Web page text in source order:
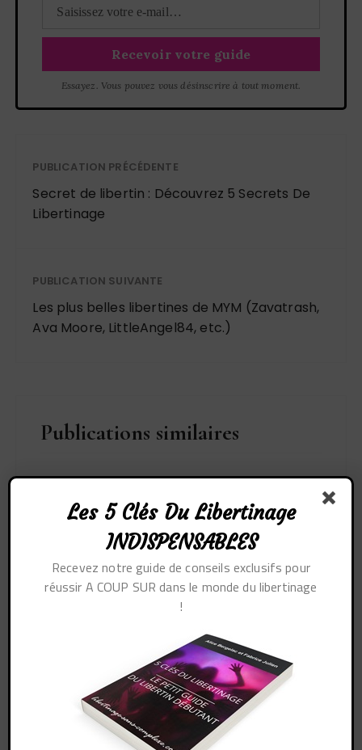
Essayez. Vous pouvez vous désinscrire à tout moment.
PUBLICATION PRÉCÉDENTE
Secret de libertin : Découvrez 5 Secrets De
Libertinage
PUBLICATION SUIVANTE
Les plus belles libertines de MYM (Zavatrash,
Ava Moore, LittleAngel84, etc.)
Publications similaires
gang bang ?
PARALICE ET FABRICE
Top 7 des accessoires
PARALICE ET FABRICE
Les 5 Clés Du Libertinage
INDISPENSABLES
Recevez notre guide de conseils exclusifs pour
réussir A COUP SUR dans le monde du libertinage
!